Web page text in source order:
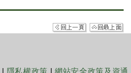
隱私權政策 |網站安全政策及資通